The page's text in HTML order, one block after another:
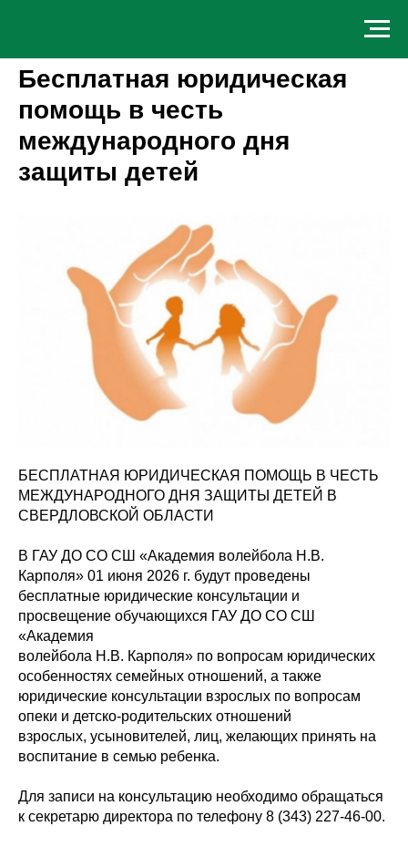
Бесплатная юридическая
помощь в честь
международного дня
защиты детей
БЕСПЛАТНАЯ ЮРИДИЧЕСКАЯ ПОМОЩЬ В ЧЕСТЬ
МЕЖДУНАРОДНОГО ДНЯ ЗАЩИТЫ ДЕТЕЙ В
СВЕРДЛОВСКОЙ ОБЛАСТИ
В ГАУ ДО СО СШ «Академия волейбола Н.В.
Карполя» 01 июня 2026 г. будут проведены
бесплатные юридические консультации и
просвещение обучающихся ГАУ ДО СО СШ
«Академия
волейбола Н.В. Карполя» по вопросам юридических
особенностях семейных отношений, а также
юридические консультации взрослых по вопросам
опеки и детско-родительских отношений
взрослых, усыновителей, лиц, желающих принять на
воспитание в семью ребенка.
Для записи на консультацию необходимо обращаться
к секретарю директора по телефону 8 (343) 227-46-00.